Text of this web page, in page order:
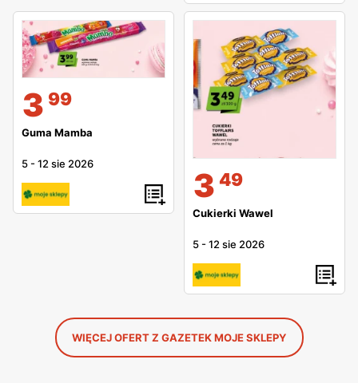
3 99
Guma Mamba
5 -12 sie 2026
3 49
Cukierki Wawel
5 -12 sie 2026
WIĘCEJ OFERT Z GAZETEK MOJE SKLEPY